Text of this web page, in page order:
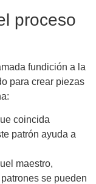
proceso
fundición a la
para crear piezas
coincida
patrón ayuda a
maestro,
se pueden